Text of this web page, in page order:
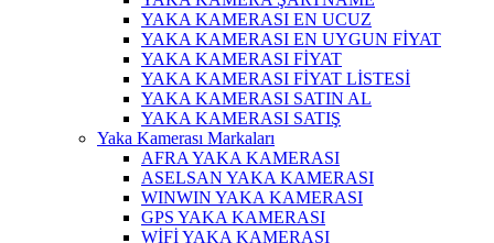
YAKA KAMERASI EN UCUZ
YAKA KAMERASI EN UYGUN FİYAT
YAKA KAMERASI FİYAT
YAKA KAMERASI FİYAT LİSTESİ
YAKA KAMERASI SATIN AL
YAKA KAMERASI SATIŞ
Yaka Kamerası Markaları
AFRA YAKA KAMERASI
ASELSAN YAKA KAMERASI
WINWIN YAKA KAMERASI
GPS YAKA KAMERASI
WİFİ YAKA KAMERASI